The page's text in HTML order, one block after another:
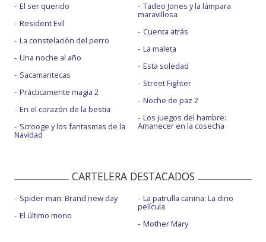
El ser querido
Resident Evil
La constelación del perro
Una noche al año
Sacamantecas
Prácticamente magia 2
En el corazón de la bestia
Scrooge y los fantasmas de la
Navidad
Tadeo Jones y la lámpara
maravillosa
Cuenta atrás
La maleta
Esta soledad
Street Fighter
Noche de paz 2
Los juegos del hambre:
Amanecer en la cosecha
CARTELERA DESTACADOS
Spider-man: Brand new day
El último mono
La patrulla canina: La dino
película
Mother Mary